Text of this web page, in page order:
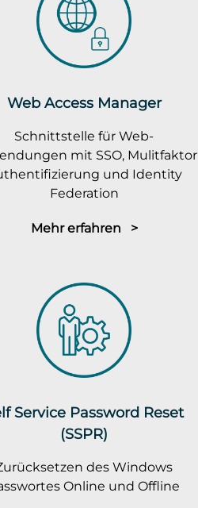
Web Access Manager
Schnittstelle für Web-
mit SSO, Mulitfaktor
und Identity
Federation
Mehr erfahren >
Service Password Reset
(SSPR)
des Windows
Online und Offline